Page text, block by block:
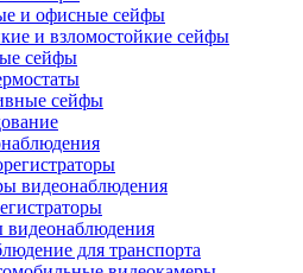
и офисные сейфы
и взломостойкие сейфы
сейфы
сейфы
видеонаблюдения
видеонаблюдения
для транспорта